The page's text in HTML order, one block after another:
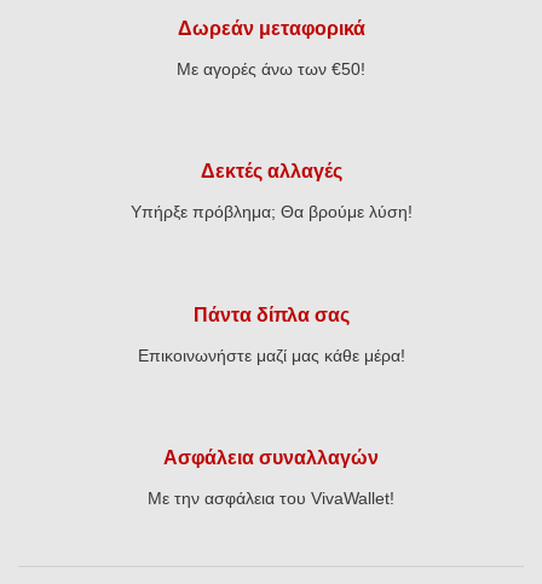
Δωρεάν μεταφορικά
Με αγορές άνω των €50!
Δεκτές αλλαγές
Υπήρξε πρόβλημα; Θα βρούμε λύση!
Πάντα δίπλα σας
Επικοινωνήστε μαζί μας κάθε μέρα!
Ασφάλεια συναλλαγών
Με την ασφάλεια του VivaWallet!